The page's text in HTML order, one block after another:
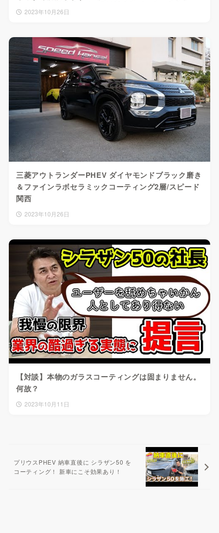
2023年10月26日
三菱アウトランダーPHEV ダイヤモンドブラック磨き
＆ファインラボセラミックコーティング2層/スピード
関西
2023年10月26日
【対談】本物のガラスコーティングは固まりません。
何故？
2023年10月11日
プリウスPHEV 納車直後に シラザン50 を
コーティング！ 新車にこそ効果あり！